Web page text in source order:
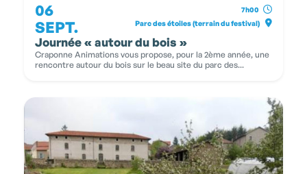
06
SEPT.
7h00
Parc des étoiles (terrain du festival)
Journée « autour du bois »
Craponne Animations vous propose, pour la 2ème année, une
rencontre autour du bois sur le beau site du parc des...